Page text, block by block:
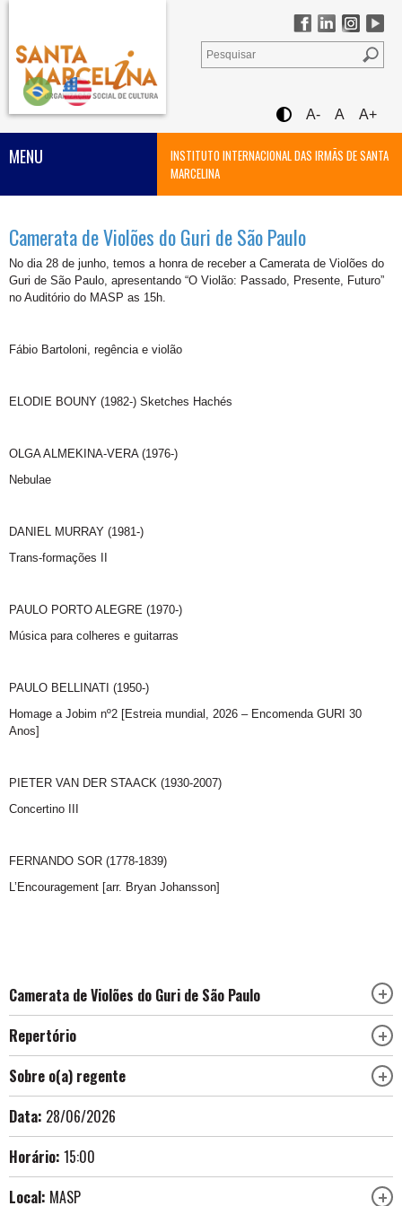
A- A A+
INSTITUTO INTERNACIONAL DAS IRMÃS DE SANTA
MARCELINA
MENU
Camerata de Violões do Guri de São Paulo
No dia 28 de junho, temos a honra de receber a Camerata de Violões do
Guri de São Paulo, apresentando “O Violão: Passado, Presente, Futuro”
no Auditório do MASP as 15h.
Fábio Bartoloni, regência e violão
ELODIE BOUNY (1982-) Sketches Hachés
OLGA ALMEKINA-VERA (1976-)
Nebulae
DANIEL MURRAY (1981-)
Trans-formações II
PAULO PORTO ALEGRE (1970-)
Música para colheres e guitarras
PAULO BELLINATI (1950-)
Homage a Jobim nº2 [Estreia mundial, 2026 – Encomenda GURI 30
Anos]
PIETER VAN DER STAACK (1930-2007)
Concertino III
FERNANDO SOR (1778-1839)
L’Encouragement [arr. Bryan Johansson]
Camerata de Violões do Guri de São Paulo
Repertório
Sobre o(a) regente
Data: 28/06/2026
Horário: 15:00
Local: MASP